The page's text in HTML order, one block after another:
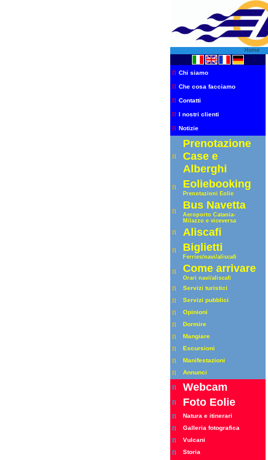
Home
n Chi siamo
n Che cosa facciamo
n Contatti
n I nostri clienti
n Notizie
n
Prenotazione
Case e
Alberghi
n Eoliebooking
Prenotazioni Eolie
n Bus Navetta
Aeroporto Catania-
Milazzo e viceversa
n Aliscafi
n Biglietti
Ferries/navi/aliscafi
n Come arrivare
Orari navi/aliscafi
n Servizi turistici
n Servizi pubblici
n Opinioni
n Dormire
n Mangiare
n Escursioni
n Manifestazioni
n Annunci
n Webcam
n Foto Eolie
n Natura e itinerari
n Galleria fotografica
n Vulcani
n Storia